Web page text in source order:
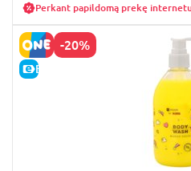
Perkant papildomą prekę internetu
-20%
E-KAINA